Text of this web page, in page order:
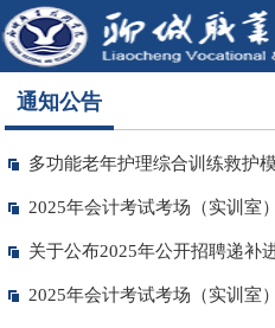
通知公告
多功能老年护理综合训练救护
2025年会计考试考场（实训室
关于公布2025年公开招聘递补
2025年会计考试考场（实训室